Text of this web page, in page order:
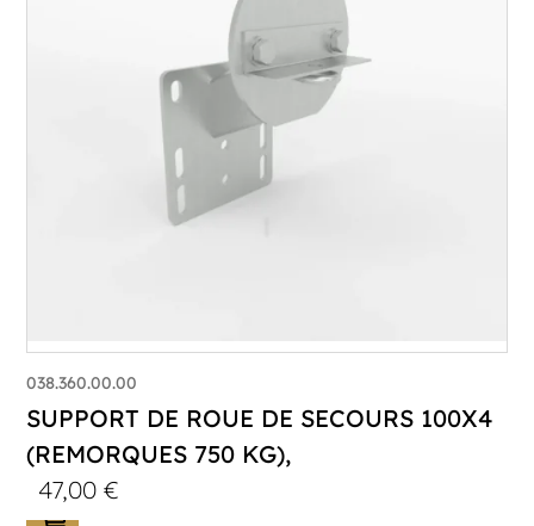
038.360.00.00
SUPPORT DE ROUE DE SECOURS 100X4
(REMORQUES 750 KG),
47,00€